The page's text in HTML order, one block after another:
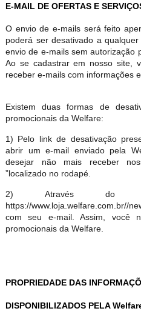
E-MAIL DE OFERTAS E
O envio de e-mails será feito
poderá ser desativado a
envio de e-mails sem autorização
Ao se cadastrar em nosso site,
receber e-mails com informações
Existem duas formas de
promocionais da Welfare:
1) Pelo link de desativação
abrir um e-mail enviado pela
desejar não mais receber
”localizado no rodapé.
2) Através do
https://www.loja.welfare.com.br//
com seu e-mail. Assim, você
promocionais da Welfare.
PROPRIEDADE DAS
DISPONIBILIZADOS PELA